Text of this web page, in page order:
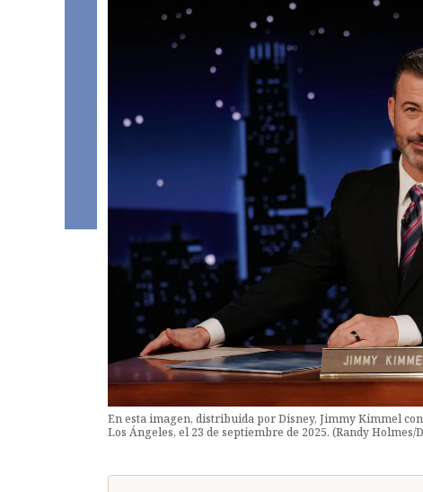
En esta imagen, distribuida por Disney, Jimmy Kimmel
Los Ángeles, el 23 de septiembre de 2025. (Randy Holmes/